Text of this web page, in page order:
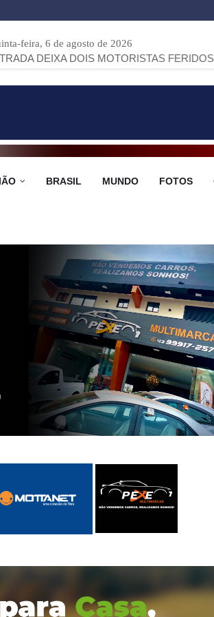
feira, 6 de agosto de 2026
MOTORISTAS FERIDOS NA PR-151,
BRASIL MUNDO FOTOS